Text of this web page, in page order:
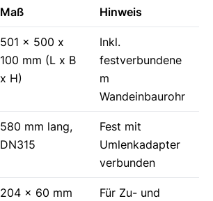
Maß Hinweis
501 x 500 x
100 mm (L x B
x H)
Inkl.
festverbundene
m
Wandeinbaurohr
580 mm lang,
DN315
Fest mit
Umlenkadapter
verbunden
204 x 60 mm
Für Zu- und